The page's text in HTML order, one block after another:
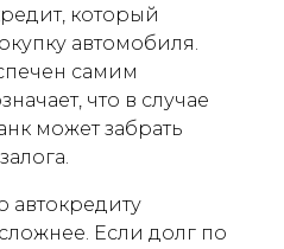
который
автомобиля.
самим
что в случае
может забрать
автокредиту
Если долг по